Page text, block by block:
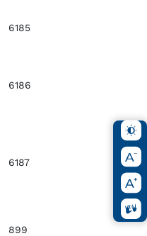
6185
6186
6187
899